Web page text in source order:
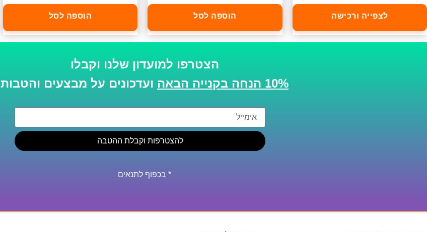
לצפייה ורכישה הוספה לסל הוספה לסל
הצטרפו למועדון שלנו וקבלו
10% הנחה בקנייה הבאה
ועדכונים על מבצעים והטבות
להצטרפות וקבלת ההטבה
* בכפוף לתנאים